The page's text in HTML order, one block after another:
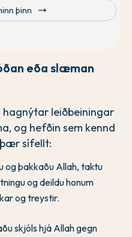
þinn trending_flat
eða slæman
leiðbeiningar
og hefðin sem kennd
þær sífellt:
og þakkaðu Allah, taktu
og deildu honum
og treystir.
skjóls hjá Allah gegn